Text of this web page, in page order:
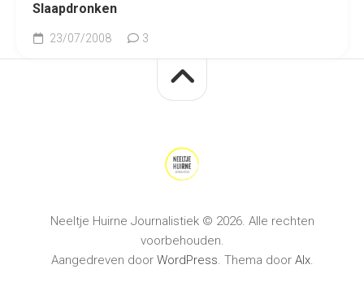
Slaapdronken
23/07/2008 3
Neeltje Huirne Journalistiek © 2026. Alle rechten
voorbehouden.
Aangedreven door WordPress. Thema door Alx.